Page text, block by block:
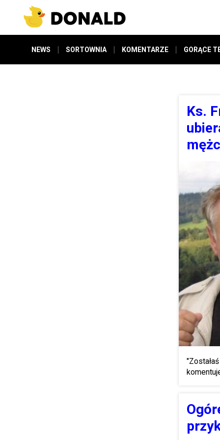
NEWS SORTOWNIA KOMENTARZE GORĄCE
Ks.